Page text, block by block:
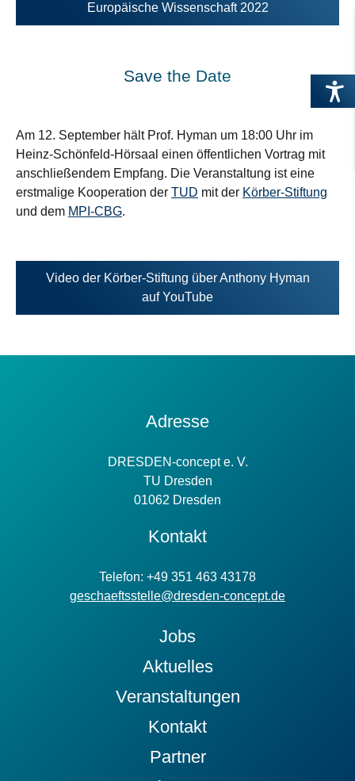
Europäische Wissenschaft 2022
Save the Date
Am 12. September hält Prof. Hyman um 18:00 Uhr im
Heinz-Schönfeld-Hörsaal einen öffentlichen Vortrag mit
anschließendem Empfang. Die Veranstaltung ist eine
erstmalige Kooperation der TUD mit der Körber-Stiftung
und dem MPI-CBG.
Video der Körber-Stiftung über Anthony Hyman
auf YouTubeÖffnet
in
Tab
Adresse
DRESDEN-concept e. V.
TU Dresden
01062 Dresden
Kontakt
Telefon: +49 351 463 43178
geschaeftsstelle@dresden-concept.de
Jobs
Aktuelles
Veranstaltungen
Kontakt
Partner